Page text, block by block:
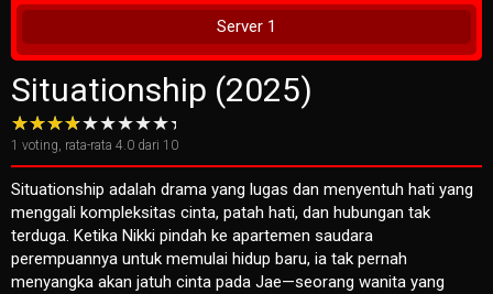
Server 1
Situationship (2025)
1 voting, rata-rata 4.0 dari 10
Situationship adalah drama yang lugas dan menyentuh hati yang
menggali kompleksitas cinta, patah hati, dan hubungan tak
terduga. Ketika Nikki pindah ke apartemen saudara
perempuannya untuk memulai hidup baru, ia tak pernah
menyangka akan jatuh cinta pada Jae—seorang wanita yang